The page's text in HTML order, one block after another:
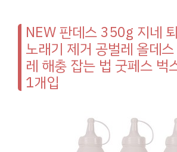
NEW 판데스 350g 지네
노래기 제거 공벌레 올데
레 해충 잡는 법 굿페스 벅
1개입